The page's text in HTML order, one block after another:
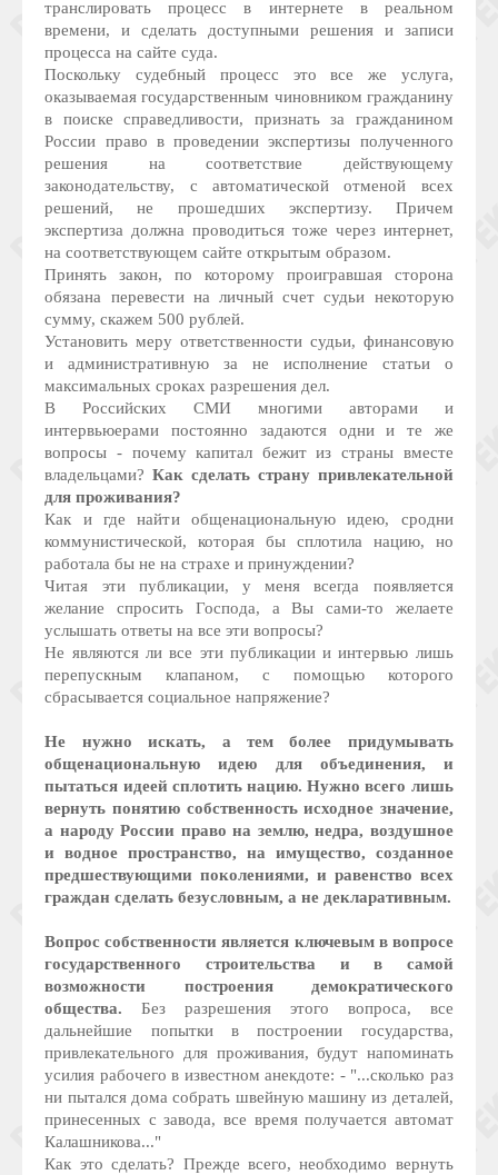
транслировать процесс в интернете в реальном
времени, и сделать доступными решения и записи
процесса на сайте cуда.
Поскольку судебный процесс это все же услуга,
оказываемая государственным чиновником гражданину
в поиске справедливости, признать за гражданином
России право в проведении экспертизы полученного
решения на соответствие действующему
законодательству, с автоматической отменой всех
решений, не прошедших экспертизу. Причем
экспертиза должна проводиться тоже через интернет,
на соответствующем сайте открытым образом.
Принять закон, по которому проигравшая сторона
обязана перевести на личный счет судьи некоторую
сумму, скажем 500 рублей.
Установить меру ответственности судьи, финансовую
и административную за не исполнение статьи о
максимальных сроках разрешения дел.
В Российских СМИ многими авторами и
интервьюерами постоянно задаются одни и те же
вопросы - почему капитал бежит из страны вместе
владельцами?Как сделать страну привлекательной
для проживания?
Как и где найти общенациональную идею, сродни
коммунистической, которая бы сплотила нацию, но
работала бы не на страхе и принуждении?
Читая эти публикации, у меня всегда появляется
желание спросить Господа, а Вы сами-то желаете
услышать ответы на все эти вопросы?
Не являются ли все эти публикации и интервью лишь
перепускным клапаном, с помощью которого
сбрасывается социальное напряжение?
Не нужно искать, а тем более придумывать
общенациональную идею для объединения, и
пытаться идеей сплотить нацию. Нужно всего лишь
вернуть понятию собственность исходное значение,
а народу России право на землю, недра, воздушное
и водное пространство, на имущество, созданное
предшествующими поколениями, и равенство всех
граждан сделать безусловным, а не декларативным.
Вопрос собственности является ключевым в вопросе
государственного строительства и в самой
возможности построения демократического
общества. Без разрешения этого вопроса, все
дальнейшие попытки в построении государства,
привлекательного для проживания, будут напоминать
усилия рабочего в известном анекдоте: - "...сколько раз
ни пытался дома собрать швейную машину из деталей,
принесенных с завода, все время получается автомат
Калашникова..."
Как это сделать? Прежде всего, необходимо вернуть